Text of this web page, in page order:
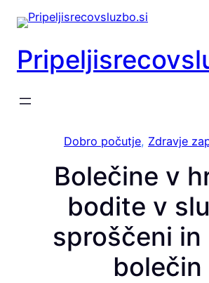
Preskoči
na
vsebino
Dobro počutje, Zdravje
Bolečine v
bodite v
sproščeni in
bolečin